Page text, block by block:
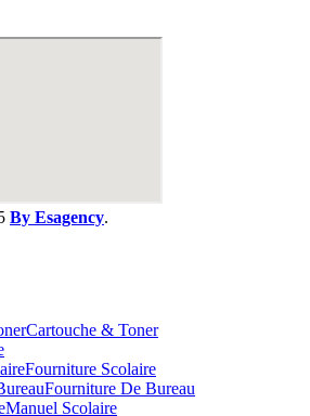
By Esagency.
Cartouche & Toner
Fourniture Scolaire
Fourniture De Bureau
Manuel Scolaire